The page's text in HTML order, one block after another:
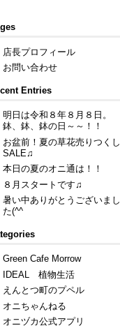
店長プロフィール
お問い合わせ
Entries
明日は令和８年８月８日。
鉢、鉢、鉢の日～～！！
お盆前！夏の草花売りつくし
SALE♫
本日の夏のオニ通は！！
８月スタートです♫
暑い中ありがとうございまし
た(^^ゞ
Green Cafe Morrow
IDEAL 植物生活
えんとつ町のプペル
オニちゃんねる
オニヅカ公式アプリ